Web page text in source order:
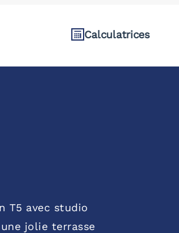
Calculatrices
T5 avec studio
jolie terrasse